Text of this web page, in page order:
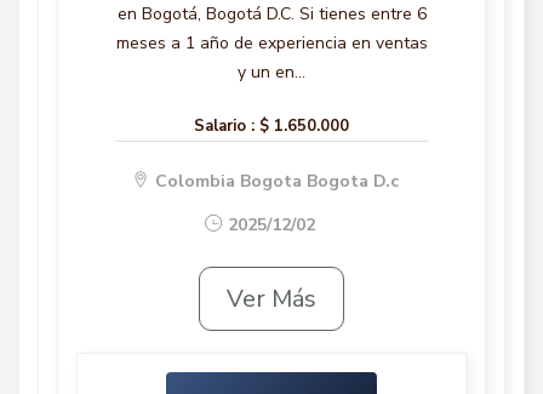
en Bogotá, Bogotá D.C. Si tienes entre 6
meses a 1 año de experiencia en ventas
y un en...
Salario : $ 1.650.000
Colombia Bogota Bogota D.c
2025/12/02
Ver Más